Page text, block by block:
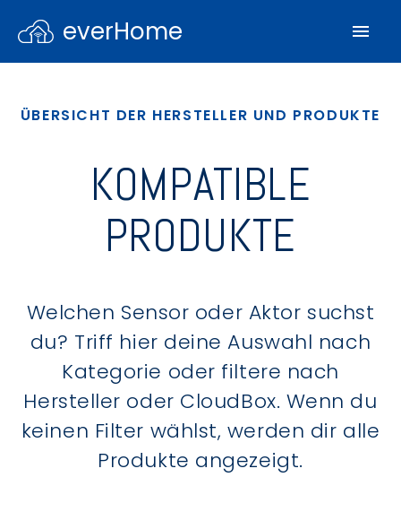
everHome
ÜBERSICHT DER HERSTELLER UND PRODUKTE
KOMPATIBLE
PRODUKTE
Welchen Sensor oder Aktor suchst
du? Triff hier deine Auswahl nach
Kategorie oder filtere nach
Hersteller oder CloudBox. Wenn du
keinen Filter wählst, werden dir alle
Produkte angezeigt.